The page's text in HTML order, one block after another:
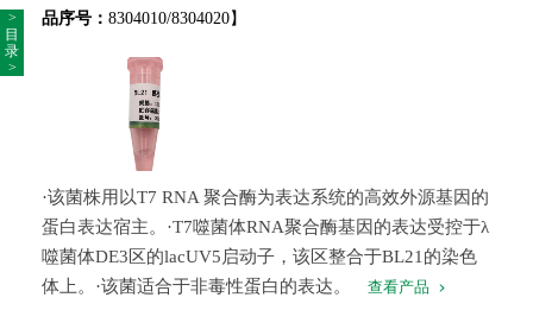
>
目
录
>
品序号： 8304010/8304020】
·该菌株用以T7 RNA 聚合酶为表达系统的高效外源基因的
蛋白表达宿主。·T7噬菌体RNA聚合酶基因的表达受控于λ
噬菌体DE3区的lacUV5启动子，该区整合于BL21的染色
体上。·该菌适合于非毒性蛋白的表达。
查看产品